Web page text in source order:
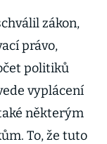
zákon,
právo,
politiků
vyplácení
některým
To, že tuto